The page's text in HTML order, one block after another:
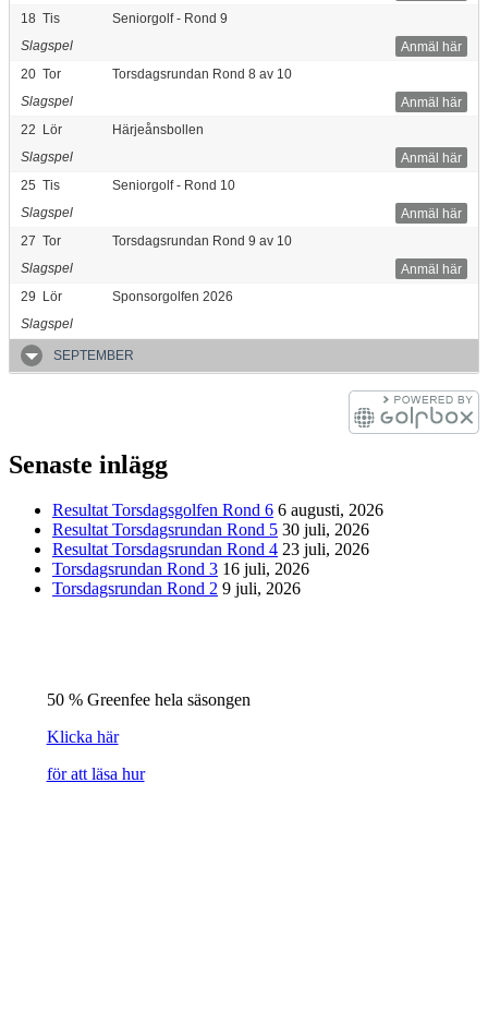
18 Tis
Seniorgolf - Rond 9
Anmäl här
Slagspel
20 Tor
Torsdagsrundan Rond 8 av 10
Anmäl här
Slagspel
22 Lör
Härjeånsbollen
Anmäl här
Slagspel
25 Tis
Seniorgolf - Rond 10
Anmäl här
Slagspel
27 Tor
Torsdagsrundan Rond 9 av 10
Anmäl här
Slagspel
29 Lör
Sponsorgolfen 2026
Slagspel
SEPTEMBER
Senaste inlägg
Resultat Torsdagsgolfen Rond 6 6 augusti, 2026
Resultat Torsdagsrundan Rond 5 30 juli, 2026
Resultat Torsdagsrundan Rond 4 23 juli, 2026
Torsdagsrundan Rond 3 16 juli, 2026
Torsdagsrundan Rond 2 9 juli, 2026
50 % Greenfee hela säsongen
Klicka här
för att läsa hur